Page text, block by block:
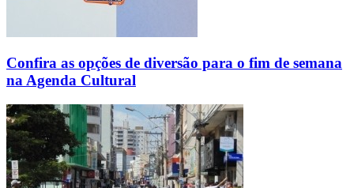
Confira as opções de diversão para o fim de semana
na Agenda Cultural